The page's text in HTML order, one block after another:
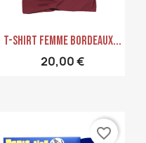
Aperçu rapide
T-Shirt Femme Bordeaux...
20,00 €
favorite_border